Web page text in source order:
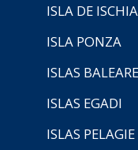
ISLA DE ISCHIA
ISLA PONZA
ISLAS
ISLAS EGADI
ISLAS PELAGIE